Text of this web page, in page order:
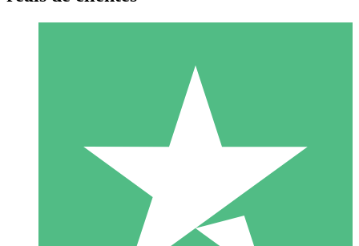
Pacotes de Créditos Individuais
Pague conforme o uso com créditos de download. Sem
1000